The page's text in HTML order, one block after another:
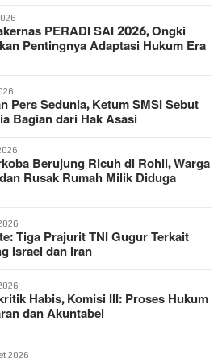
PERADI SAI 2026, Ongki
Pentingnya Adaptasi Hukum Era
Pers Sedunia, Ketum SMSI Sebut
Bagian dari Hak Asasi
Berujung Ricuh di Rohil, Warga
Rusak Rumah Milik Diduga
Tiga Prajurit TNI Gugur Terkait
Israel dan Iran
Habis, Komisi III: Proses Hukum
dan Akuntabel
2026